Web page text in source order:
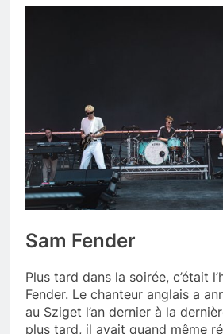
Sam Fender
Plus tard dans la soirée, c’était
Fender. Le chanteur anglais a
au Sziget l’an dernier à la
plus tard, il avait quand même